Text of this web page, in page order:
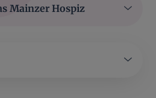
Mainzer Hospiz